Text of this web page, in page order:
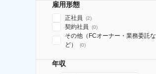
雇用形態
正社員 (2)
契約社員 (0)
その他（FCオーナー・業務委託な
ど）
(0)
年収